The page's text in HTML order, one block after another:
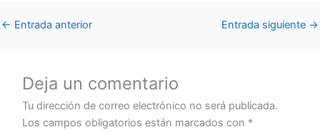
← Entrada anterior Entrada siguiente →
Deja un comentario
Tu dirección de correo electrónico no será publicada.
Los campos obligatorios están marcados con *